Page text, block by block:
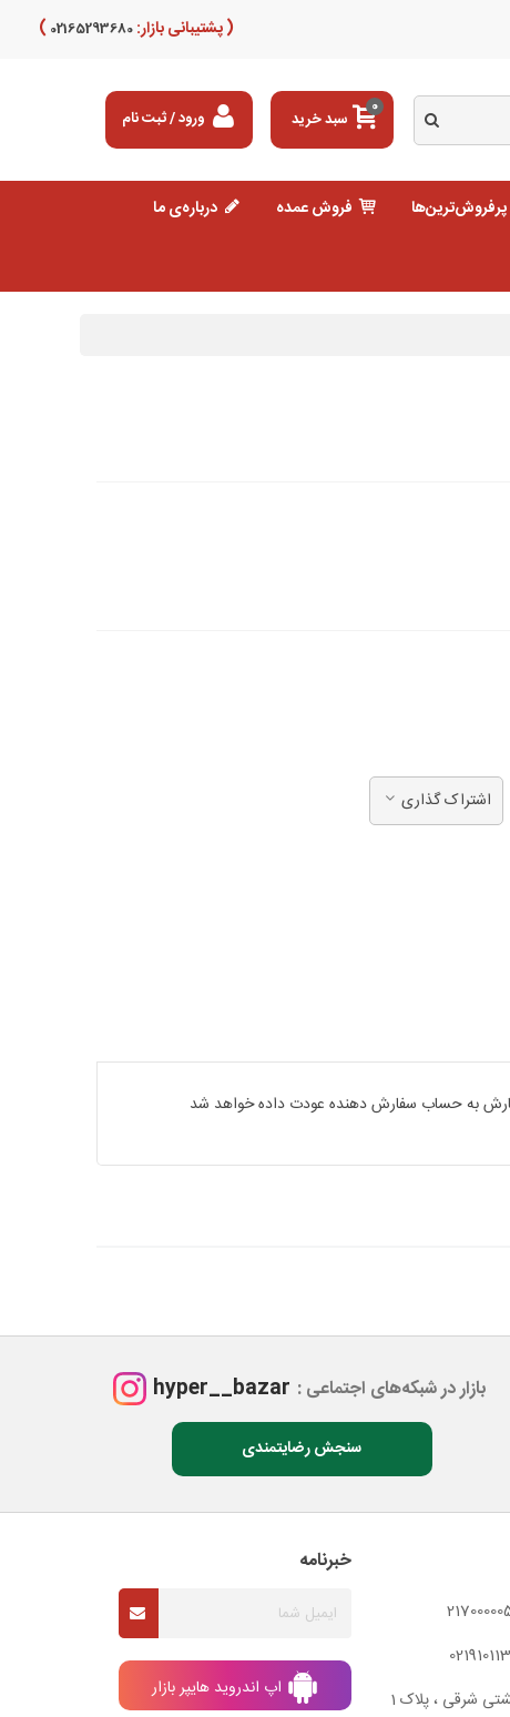
( پشتیبانی بازار: 02165293680
)
0
سبد خرید ورود / ثبت نام
پرفروش‌ترین‌ها فروش عمده درباره‌ی ما
اشتراک گذاری
به حساب سفارش دهنده عودت داده خواهد شد
بازار در شبکه‌های اجتماعی : hyper__bazar
سنجش رضایتمندی
شرقی ، پلاک 1
خبرنامه
اپ اندروید هایپر بازار